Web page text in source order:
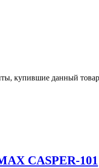
купившие данный
CASPER-101